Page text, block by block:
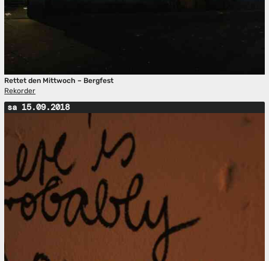
Rettet den Mittwoch – Bergfest
Rekorder
sa 15.09.2018